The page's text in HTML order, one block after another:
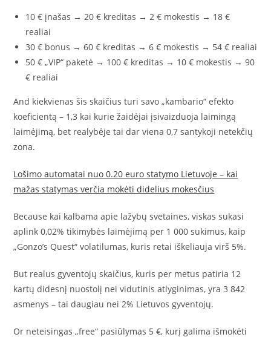
10 € įnašas → 20 € kreditas → 2 € mokestis → 18 €
realiai
30 € bonus → 60 € kreditas → 6 € mokestis → 54 € realiai
50 € „VIP“ paketė → 100 € kreditas → 10 € mokestis → 90
€ realiai
And kiekvienas šis skaičius turi savo „kambario“ efekto
koeficientą – 1,3 kai kurie žaidėjai įsivaizduoja laimingą
laimėjimą, bet realybėje tai dar viena 0,7 santykoji netekčių
zona.
Lošimo automatai nuo 0.20 euro statymo Lietuvoje – kai
mažas statymas verčia mokėti didelius mokesčius
Because kai kalbama apie lažybų svetaines, viskas sukasi
aplink 0,02% tikimybės laimėjimą per 1 000 sukimus, kaip
„Gonzo’s Quest“ volatilumas, kuris retai iškeliauja virš 5%.
But realus gyventojų skaičius, kuris per metus patiria 12
kartų didesnį nuostolį nei vidutinis atlyginimas, yra 3 842
asmenys – tai daugiau nei 2% Lietuvos gyventojų.
Or neteisingas „free“ pasiūlymas 5 €, kurį galima išmokėti